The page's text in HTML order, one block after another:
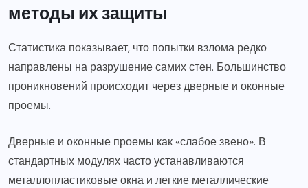
методы их защиты
Статистика показывает, что попытки взлома редко
направлены на разрушение самих стен. Большинство
проникновений происходит через дверные и оконные
проемы.
Дверные и оконные проемы как «слабое звено». В
стандартных модулях часто устанавливаются
металлопластиковые окна и легкие металлические